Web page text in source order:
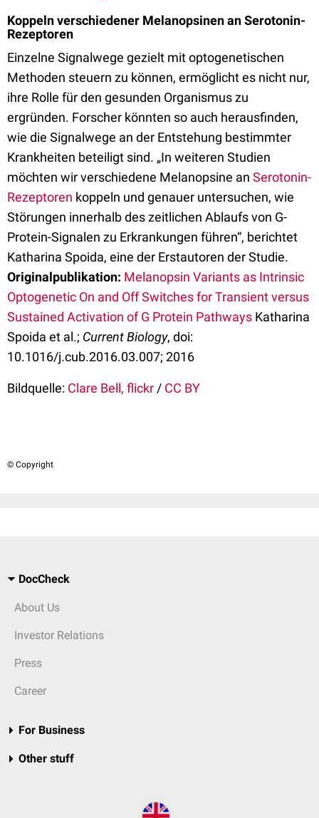
Koppeln verschiedener Melanopsinen an Serotonin-
Rezeptoren
Einzelne Signalwege gezielt mit optogenetischen
Methoden steuern zu können, ermöglicht es nicht nur,
ihre Rolle für den gesunden Organismus zu
ergründen. Forscher könnten so auch herausfinden,
wie die Signalwege an der Entstehung bestimmter
Krankheiten beteiligt sind. „In weiteren Studien
möchten wir verschiedene Melanopsine an Serotonin-
Rezeptoren koppeln und genauer untersuchen, wie
Störungen innerhalb des zeitlichen Ablaufs von G-
Protein-Signalen zu Erkrankungen führen“, berichtet
Katharina Spoida, eine der Erstautoren der Studie.
Originalpublikation: Melanopsin Variants as Intrinsic
Optogenetic On and Off Switches for Transient versus
Sustained Activation of G Protein Pathways Katharina
Spoida et al.; Current Biology, doi:
10.1016/j.cub.2016.03.007; 2016
Bildquelle: Clare Bell, flickr / CC BY
© Copyright
DocCheck
About Us
Investor Relations
Press
Career
For Business
Other stuff